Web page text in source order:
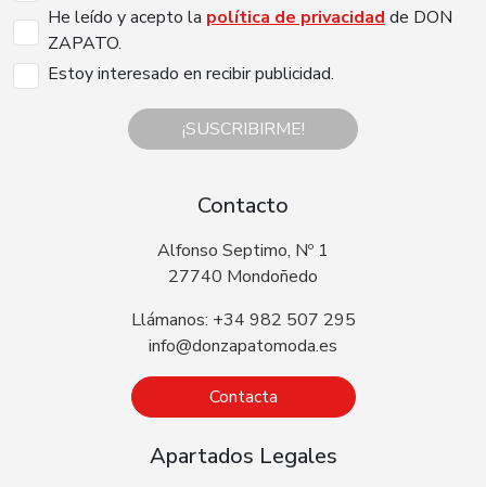
He leído y acepto la política de privacidad de DON
ZAPATO.
Estoy interesado en recibir publicidad.
¡SUSCRIBIRME!
Contacto
Alfonso Septimo, Nº 1
27740 Mondoñedo
Llámanos: +34 982 507 295
info@donzapatomoda.es
Contacta
Apartados Legales